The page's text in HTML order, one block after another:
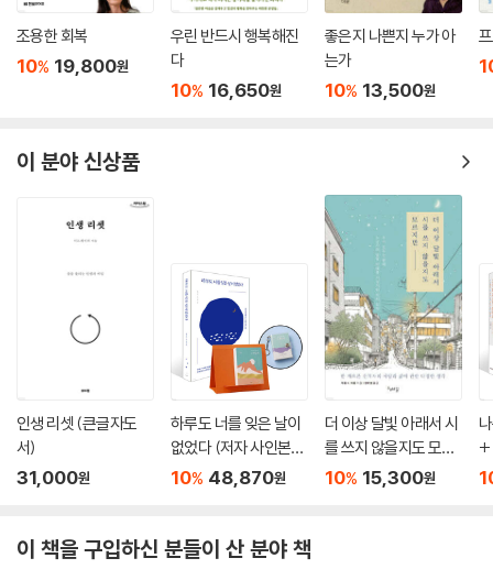
나.’” (79쪽)
『명상하는 마음』은 저자가 명상 지도자로서 먼저 마주한 내면의 풍경을 독
자와 나누려는 기록이다. 1장 〈그림자를 사랑하는 연습〉에서는 명상이 그
훈련 등 일상에서 바로 실천할 수 있는 명상법을 구체적으로 제시한다. 3
장 〈삶이 가르쳐준 명상법〉에서는 명상이 열어준 시선으로 바라본 관계, 감
정, 그리고 자기 자신에 대한 통찰을 전한다. 특히 책 곳곳에 수록된 QR코
드를 통해 저자가 직접 녹음한 명상 가이드와 ‘케렌시아’의 음원을 함께 제
공하여, 독자들이 언제 어디서든 고요의 시간을 경험할 수 있도록 돕는다.
어른이 된다는 것은 거창한 성취를 이루는 일이 아니라, 휘청이는 내면을
다시 붙잡을 수 있는 자신만의 고요한 시간을 마련하는 일일지도 모른다.
곧은 자세로 고쳐 앉아 호흡을 가다듬고, 입꼬리를 살짝 올려 미소 짓는 것.
그 단순한 실천만으로도 우리는 이미 명상의 문턱에 서게 된다. 각자의 자
리에서 하루를 버텨내고 있는 이들에게, 이 책이 잠시 숨을 고를 수 있는 고
요한 틈이 되기를 바란다. 그리고 그 틈 사이로, 다시 살아갈 힘이 조용히
스며들기를.
조용한 회복
10% 19,800원
우린 반드시 행복해진
다
10% 16,650원
좋은지 나쁜지 누가 아
는가
10% 13,500원
이 분야 신상품
인생 리셋 (큰글자도
서)
31,000원
하루도 너를 잊은 날이
없었다 (저자 사인본)
+ 명상가를 위한 365
10% 48,870원
더 이상 달빛 아래서 시
를 쓰지 않을지도 모르
지만
10% 15,300원
+
이 책을 구입하신 분들이 산 분야 책